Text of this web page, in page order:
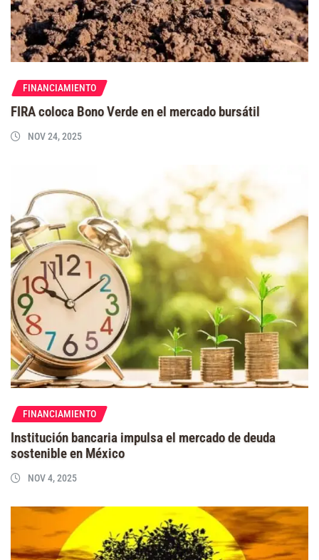
FINANCIAMIENTO
FIRA coloca Bono Verde en el mercado bursátil
NOV 24, 2025
FINANCIAMIENTO
Institución bancaria impulsa el mercado de deuda
sostenible en México
NOV 4, 2025